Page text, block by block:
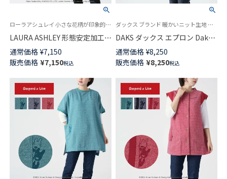
ローラアシュレイ 小さな花柄が印象的なエプロン
LAURA ASHLEY 形態安定加工
T/Cツイル ウェンダービースト
ライプ柄 後結び 背付き エプロ
ン 70284004
通常価格 ¥7,150
販売価格 ¥7,150税込
ダックス ブランド 暖かいニット生地 セツキ 袖なし エプロン
DAKS ダックス エプロン Daks
Monogram柄 ニットジャガー
ド 後ボタン 背付き レディース
70094023
通常価格 ¥8,250
販売価格 ¥8,250税込